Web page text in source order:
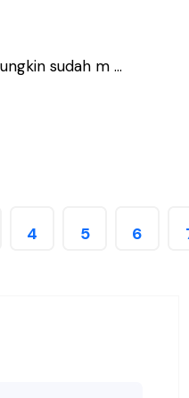
sudah m ...
4 5 6